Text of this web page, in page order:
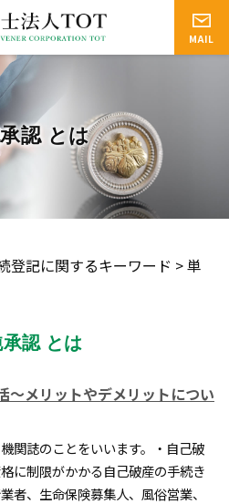
認 とは
登記に関するキーワード >単
認 とは
～メリットやデメリットについ
関誌のことをいいます。・自己破
に制限がかかる自己破産の手続き
者、生命保険募集人、風俗営業、